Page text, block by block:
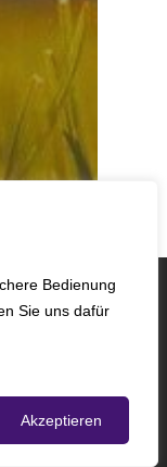
Bedienung
Sie uns dafür
Akzeptieren